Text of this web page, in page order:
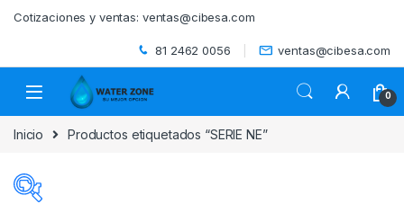
Cotizaciones y ventas: ventas@cibesa.com
81 2462 0056 ventas@cibesa.com
0
Inicio Productos etiquetados “SERIE NE”